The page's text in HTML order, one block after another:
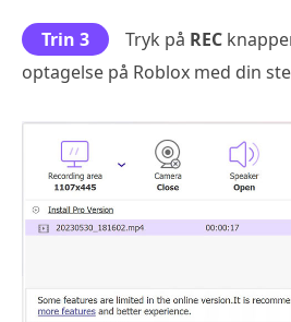
Trin 3 Tryk på REC
optagelse på Roblox med din